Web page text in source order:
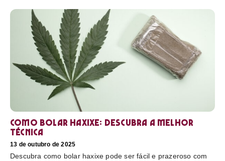
Como bolar haxixe: Descubra a melhor
técnica
13 de outubro de 2025
Descubra como bolar haxixe pode ser fácil e prazeroso com